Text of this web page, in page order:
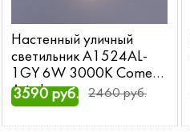
Настенный уличный
светильник A1524AL-
1GY 6W 3000K Cometa
Arte Lamp
3590 руб. 2460 руб.